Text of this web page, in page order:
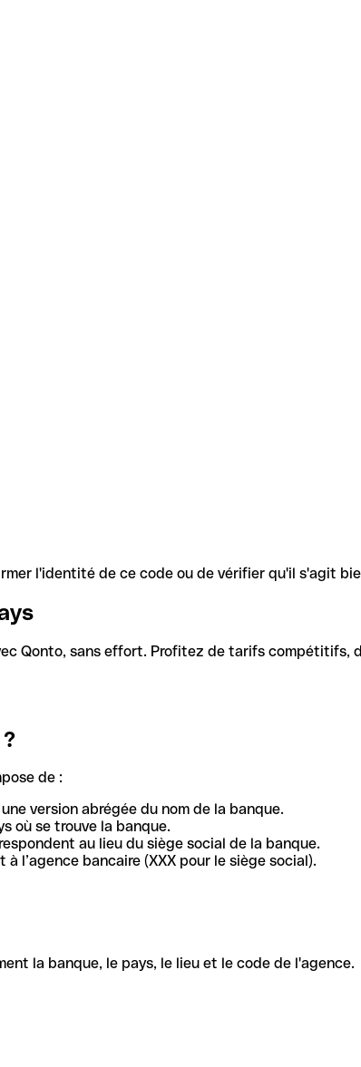
l'identité de ce code ou de vérifier qu'il s'agit
Qonto, sans effort. Profitez de tarifs compétitifs,
de :
version abrégée du nom de la banque.
où se trouve la banque.
au lieu du siège social de la banque.
l’agence bancaire (XXX pour le siège social).
la banque, le pays, le lieu et le code de l'agence.